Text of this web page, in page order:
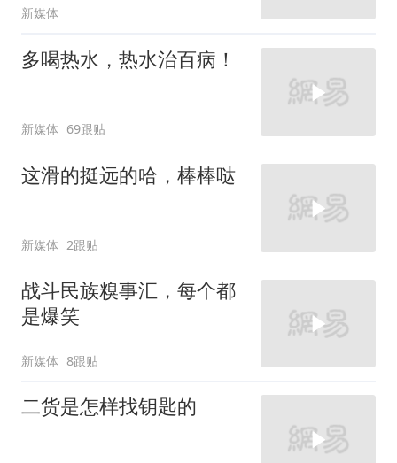
新媒体
多喝热水，热水治百病！
新媒体 69跟贴
这滑的挺远的哈，棒棒哒
新媒体 2跟贴
战斗民族糗事汇，每个都
是爆笑
新媒体 8跟贴
二货是怎样找钥匙的